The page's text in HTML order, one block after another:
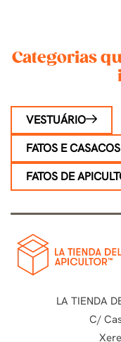
Categorias
VESTUÁRIO
FATOS E
FATOS DE
LA TIENDA
C/